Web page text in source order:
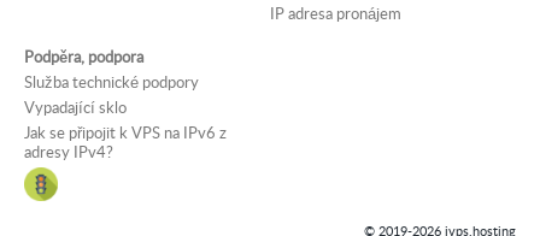
IP adresa pronájem
Podpěra, podpora
Služba technické podpory
Vypadající sklo
Jak se připojit k VPS na IPv6 z
adresy IPv4?
© 2019-2026 jvps.hosting